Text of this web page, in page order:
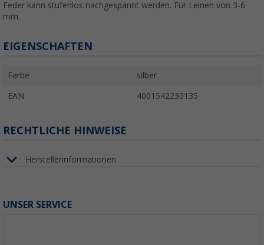
Feder kann stufenlos nachgespannt werden. Für Leinen von 3-6
mm.
EIGENSCHAFTEN
Farbe silber
EAN 4001542230135
RECHTLICHE HINWEISE
Herstellerinformationen
UNSER SERVICE